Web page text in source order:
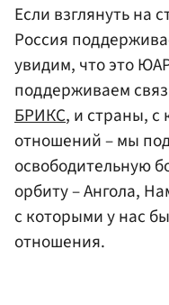
Если взглянуть на
Россия
увидим, что это
поддерживаем
БРИКС, и страны, с
отношений – мы
освободительную
орбиту – Ангола,
с которыми у нас
отношения.